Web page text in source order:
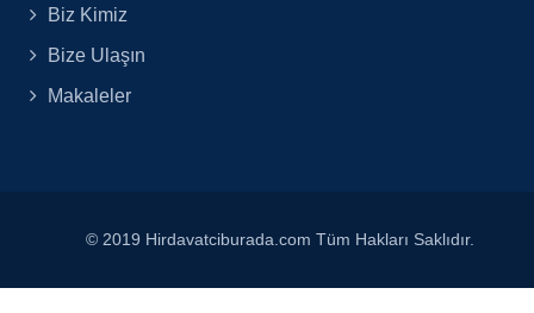
Biz Kimiz
Bize Ulaşın
Makaleler
© 2019 Hirdavatciburada.com Tüm Hakları Saklıdır.